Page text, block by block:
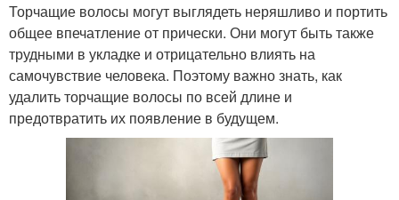
Торчащие волосы могут выглядеть неряшливо и портить
общее впечатление от прически. Они могут быть также
трудными в укладке и отрицательно влиять на
самочувствие человека. Поэтому важно знать, как
удалить торчащие волосы по всей длине и
предотвратить их появление в будущем.